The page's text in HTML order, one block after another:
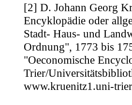
[2] D. Johann Georg
Encyklopädie oder
Stadt- Haus- und
Ordnung", 1773 bis
"Oeconomische
Trier/
www.kruenitz1.uni-